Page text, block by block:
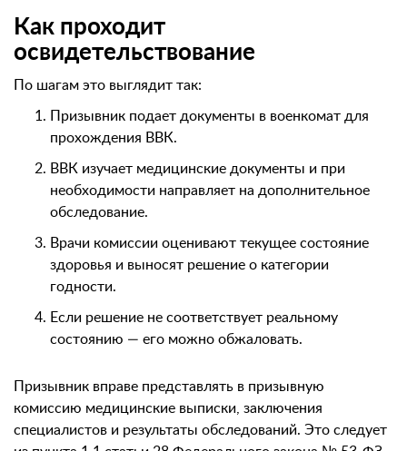
Как проходит
освидетельствование
По шагам это выглядит так:
Призывник подает документы в военкомат для
прохождения ВВК.
ВВК изучает медицинские документы и при
необходимости направляет на дополнительное
обследование.
Врачи комиссии оценивают текущее состояние
здоровья и выносят решение о категории
годности.
Если решение не соответствует реальному
состоянию — его можно обжаловать.
Призывник вправе представлять в призывную
комиссию медицинские выписки, заключения
специалистов и результаты обследований. Это следует